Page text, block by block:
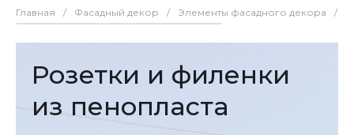
Главная / Фасадный декор / Элементы фасадного декора /
Розетки и филенки
из пенопласта